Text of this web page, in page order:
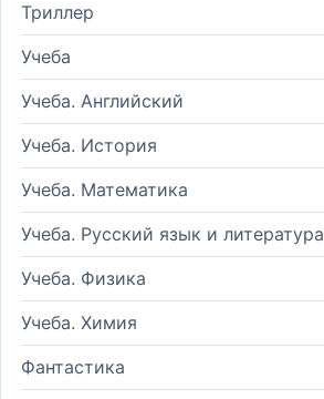
Триллер
Учеба
Учеба. Английский
Учеба. История
Учеба. Математика
Учеба. Русский язык и литература
Учеба. Физика
Учеба. Химия
Фантастика